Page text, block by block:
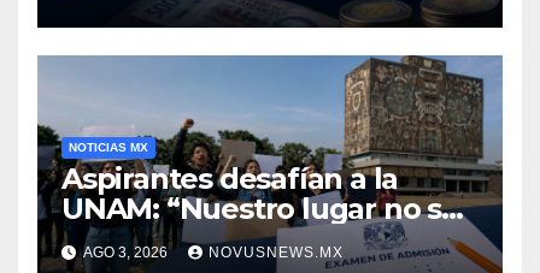
NOTICIAS MX
Aspirantes desafían a la
UNAM: “Nuestro lugar no se
negocia”
AGO 3, 2026 NOVUSNEWS.MX